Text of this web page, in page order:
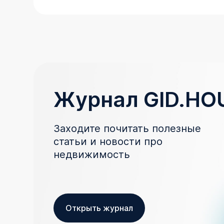
Журнал
Заходите почитать полезные
статьи и новости про
недвижимость
Открыть журнал